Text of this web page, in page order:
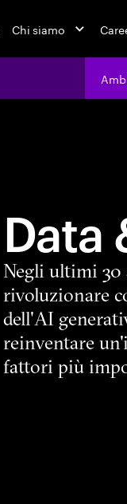
Chi siamo
Data
Negli ultimi 30
rivoluzionare
dell'AI
reinventare
fattori più